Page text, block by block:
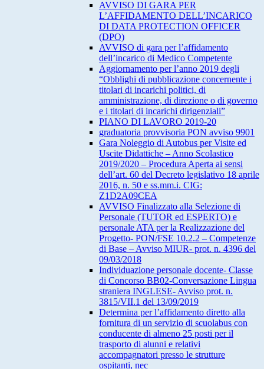
AVVISO DI GARA PER
L’AFFIDAMENTO DELL’INCARICO
DI DATA PROTECTION OFFICER
(DPO)
AVVISO di gara per l’affidamento
dell’incarico di Medico Competente
Aggiornamento per l’anno 2019 degli
“Obblighi di pubblicazione concernente i
titolari di incarichi politici, di
amministrazione, di direzione o di governo
e i titolari di incarichi dirigenziali”
PIANO DI LAVORO 2019-20
graduatoria provvisoria PON avviso 9901
Gara Noleggio di Autobus per Visite ed
Uscite Didattiche – Anno Scolastico
2019/2020 – Procedura Aperta ai sensi
dell’art. 60 del Decreto legislativo 18 aprile
2016, n. 50 e ss.mm.i. CIG:
Z1D2A09CEA
AVVISO Finalizzato alla Selezione di
Personale (TUTOR ed ESPERTO) e
personale ATA per la Realizzazione del
Progetto- PON/FSE 10.2.2 – Competenze
di Base – Avviso MIUR- prot. n. 4396 del
09/03/2018
Individuazione personale docente- Classe
di Concorso BB02-Conversazione Lingua
straniera INGLESE- Avviso prot. n.
3815/VII.1 del 13/09/2019
Determina per l’affidamento diretto alla
fornitura di un servizio di scuolabus con
conducente di almeno 25 posti per il
trasporto di alunni e relativi
accompagnatori presso le strutture
ospitanti, nec